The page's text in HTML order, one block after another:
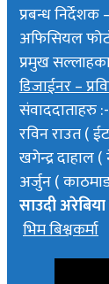
प्रबन्ध निर्देशक –
अफिसियल
प्रमुख
डिजाईनर –
संवाददाताहरु :-
रविन राउत (
खगेन्द्र दाहाल
अर्जुन (
साउदी अरेबिया
भिम बिश्वकर्मा